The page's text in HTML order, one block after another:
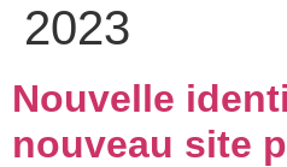
2023
Nouvelle
nouveau site